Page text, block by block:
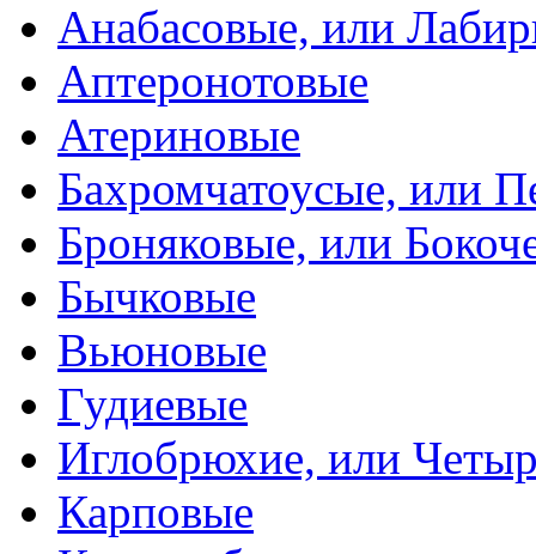
Анабасовые, или
Аптеронотовые
Атериновые
Бахромчатоусые, или
Броняковые, или
Бычковые
Вьюновые
Гудиевые
Иглобрюхие, или
Карповые